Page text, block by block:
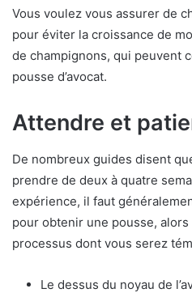
Vous voulez vous assurer de
pour éviter la croissance de
de champignons, qui peuvent
pousse d’avocat.
Attendre et
De nombreux guides disent
prendre de deux à quatre
expérience, il faut
pour obtenir une pousse,
processus dont vous serez
Le dessus du noyau de